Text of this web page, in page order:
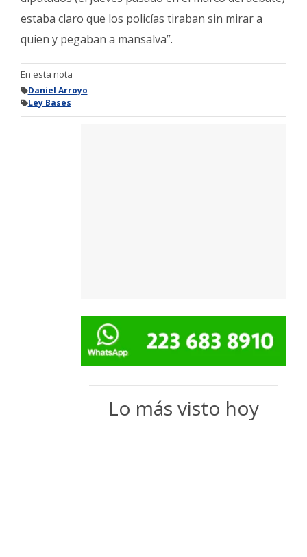
estaba claro que los policías tiraban sin mirar a
quien y pegaban a mansalva”.
En esta nota
Daniel Arroyo
Ley Bases
Lo más visto hoy